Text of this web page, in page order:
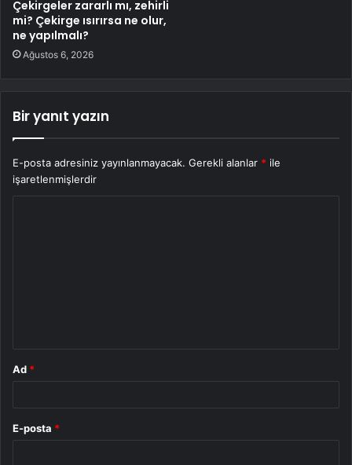
Çekirgeler zararlı mı, zehirli
mi? Çekirge ısırırsa ne olur,
ne yapılmalı?
Ağustos 6, 2026
Bir yanıt yazın
E-posta adresiniz yayınlanmayacak. Gerekli alanlar * ile
işaretlenmişlerdir
Ad *
E-posta *